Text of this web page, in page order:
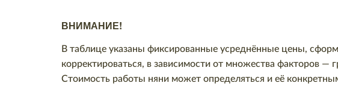
ВНИМАНИЕ!
В таблице указаны фиксированные усреднённые цены,
корректироваться, в зависимости от множества факторов —
Стоимость работы няни может определяться и её